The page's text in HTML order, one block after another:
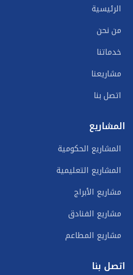
الرئيسية
من نحن
خدماتنا
مشاريعنا
اتصل بنا
المشاريع
المشاريع الحكومية
المشاريع التعليمية
مشاريع الأبراج
مشاريع الفنادق
مشاريع المطاعم
اتصل بنا